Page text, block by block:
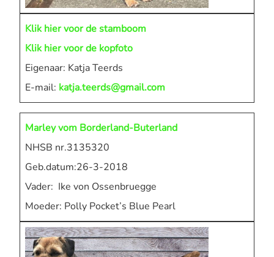
Klik hier voor de stamboom
Klik hier voor de kopfoto
Eigenaar: Katja Teerds
E-mail: katja.teerds@gmail.com
Marley vom Borderland-Buterland
NHSB nr.3135320
Geb.datum:26-3-2018
Vader: Ike von Ossenbruegge
Moeder: Polly Pocket’s Blue Pearl